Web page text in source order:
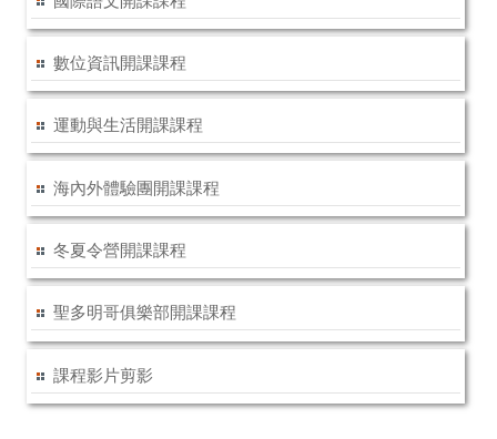
數位資訊開課課程
運動與生活開課課程
海內外體驗團開課課程
冬夏令營開課課程
聖多明哥俱樂部開課課程
課程影片剪影